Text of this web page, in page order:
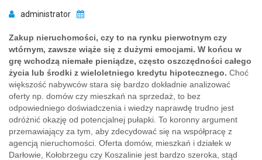
administrator
Zakup nieruchomości, czy to na rynku pierwotnym czy
wtórnym, zawsze wiąże się z dużymi emocjami. W końcu w
grę wchodzą niemałe pieniądze, często oszczędności całego
życia lub środki z wieloletniego kredytu hipotecznego. Choć
większość nabywców stara się bardzo dokładnie analizować
oferty np. domów czy mieszkań na sprzedaż, to bez
odpowiedniego doświadczenia i wiedzy naprawdę trudno jest
odróżnić okazję od potencjalnej pułapki. To koronny argument
przemawiający za tym, aby zdecydować się na współpracę z
agencją nieruchomości. Oferta domów, mieszkań i działek w
Darłowie, Kołobrzegu czy Koszalinie jest bardzo szeroka, stąd